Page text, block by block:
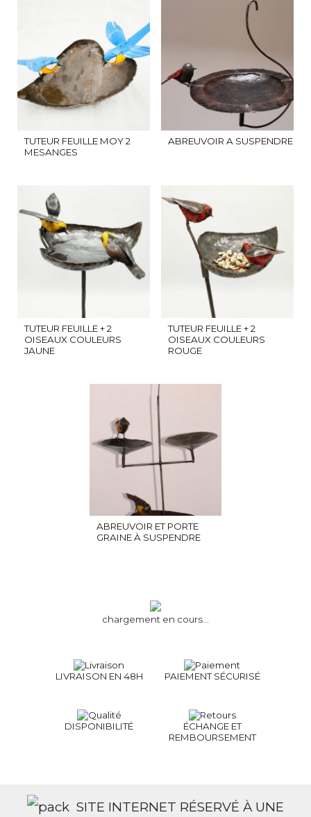
TUTEUR FEUILLE MOY 2
MESANGES
ABREUVOIR A SUSPENDRE
TUTEUR FEUILLE + 2
OISEAUX COULEURS
JAUNE
TUTEUR FEUILLE + 2
OISEAUX COULEURS
ROUGE
ABREUVOIR ET PORTE
GRAINE À SUSPENDRE
chargement en cours...
LIVRAISON EN 48H PAIEMENT SÉCURISÉ
DISPONIBILITÉ
ÉCHANGE ET
REMBOURSEMENT
SITE INTERNET RÉSERVÉ À UNE